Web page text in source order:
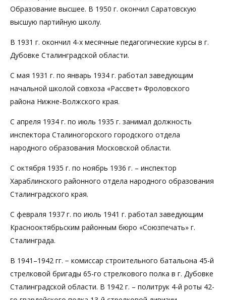
Образование высшее. В 1950 г. окончил Саратовскую
высшую партийную школу.
В 1931 г. окончил 4-х месячные педагогические курсы в г.
Дубовке Сталинградской области.
С мая 1931 г. по январь 1934 г. работал заведующим
начальной школой совхоза «Рассвет» Фроловского
района Нижне-Волжского края.
С апреля 1934 г. по июль 1935 г. занимал должность
инспектора Сталиногорского городского отдела
народного образования Московской области.
С октября 1935 г. по ноябрь 1936 г. – инспектор
Хараблинского районного отдела народного образования
Сталинградского края.
С февраля 1937 г. по июль 1941 г. работал заведующим
Краснооктябрьским районным бюро «Союзпечать» г.
Сталинграда.
В 1941–1942 гг. − комиссар строительного батальона 45-й
стрелковой бригады 65-го стрелкового полка в г. Дубовке
Сталинградской области. В 1942 г. – политрук 4-й роты 42-